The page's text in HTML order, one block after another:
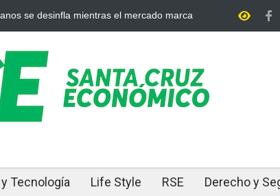
Bolivia siente el golpe en casa
Bolivia rompe dos
Tecnología Life Style RSE Derecho y